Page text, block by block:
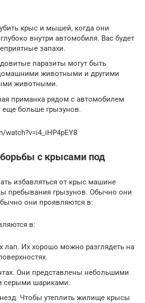
крыс и мышей, когда они
внутри автомобиля. Вас будет
запахи.
паразиты могут быть
животными и другими
животными.
приманка рядом с автомобилем
еще больше грызунов.
watch?v=i4_iHP4pEY8
с крысами под
избавляться от крыс машине
пребывания грызунов. Обычно они
они проявляются в:
в:
лап. Их хорошо можно разглядеть на
Они представлены небольшими
серыми шариками.
Чтобы утеплить жилище крысы